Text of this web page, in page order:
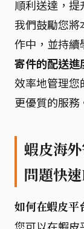
順利送達，提
我們鼓勵您將
作中，並持續
寄件的配送進
效率地管理您
更優質的服務
蝦皮海
問題快
如何在蝦皮平
您可以在蝦皮